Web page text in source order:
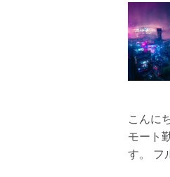
こんに
モート
す。 フ